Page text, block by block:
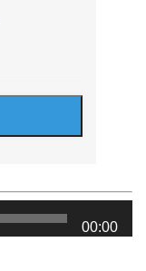
00:00